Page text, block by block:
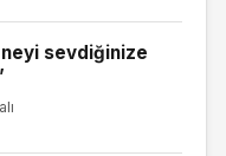
neyi sevdiğinize